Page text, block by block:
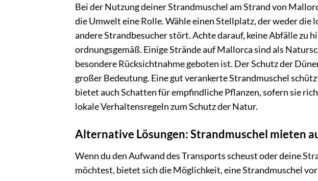
Bei der Nutzung deiner Strandmuschel am Strand von
die Umwelt eine Rolle. Wähle einen Stellplatz, der weder die
andere Strandbesucher stört. Achte darauf, keine Abfälle zu
ordnungsgemäß. Einige Strände auf Mallorca sind als
besondere Rücksichtnahme geboten ist. Der Schutz der
großer Bedeutung. Eine gut verankerte Strandmuschel
bietet auch Schatten für empfindliche Pflanzen, sofern sie
lokale Verhaltensregeln zum Schutz der Natur.
Alternative Lösungen: Strandmuschel mieten
Wenn du den Aufwand des Transports scheust oder deine
möchtest, bietet sich die Möglichkeit, eine Strandmuschel